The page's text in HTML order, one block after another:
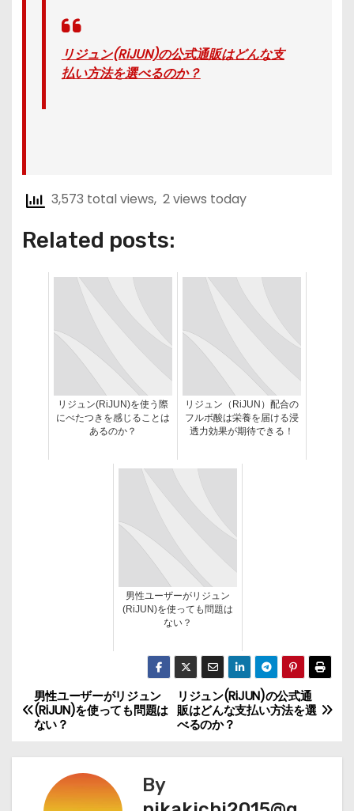
リジュン(RiJUN)の公式通販はどんな支
払い方法を選べるのか？
3,573 total views, 2 views today
Related posts:
リジュン(RiJUN)を使う際
にべたつきを感じることは
あるのか？
リジュン（RiJUN）配合の
フルボ酸は栄養を届ける浸
透力効果が期待できる！
男性ユーザーがリジュン
(RiJUN)を使っても問題は
ない？
投
稿
ビ
リジュン(RiJUN)の公式通
販はどんな支払い方法を選
べるのか？
男性ユーザーがリジュン
(RiJUN)を使っても問題は
ない？
By